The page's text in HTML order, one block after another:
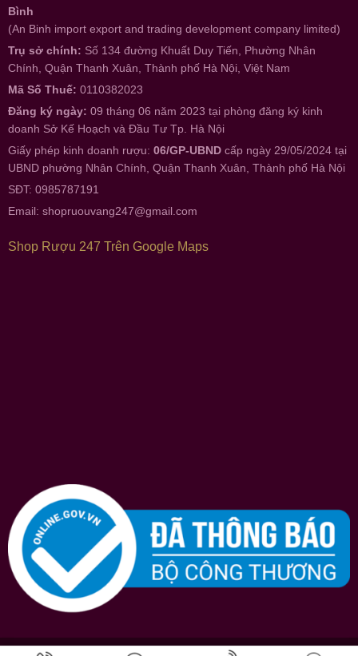
Bình
(An Binh import export and trading development company limited)
Trụ sở chính: Số 134 đường Khuất Duy Tiến, Phường Nhân
Chính, Quận Thanh Xuân, Thành phố Hà Nội, Việt Nam
Mã Số Thuế: 0110382023
Đăng ký ngày: 09 tháng 06 năm 2023 tại phòng đăng ký kinh
doanh Sở Kế Hoạch và Đầu Tư Tp. Hà Nội
Giấy phép kinh doanh rượu: 06/GP-UBND cấp ngày 29/05/2024 tại
UBND phường Nhân Chính, Quận Thanh Xuân, Thành phố Hà Nội
SĐT: 0985787191
Email: shopruouvang247@gmail.com
Shop Rượu 247 Trên Google Maps
Bản quyền © 2026 Shopruou247.com chúng tôi luôn nỗ lực hết mình vì sự